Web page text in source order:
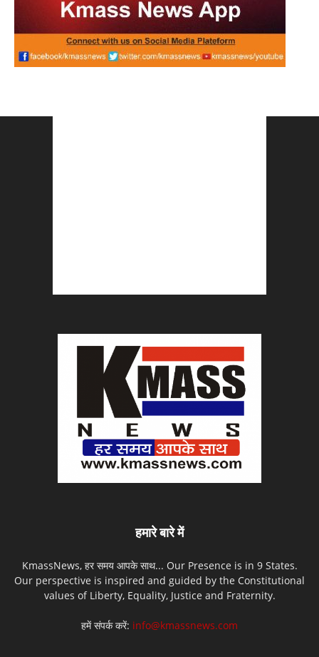
हमारे बारे में
KmassNews, हर समय आपके साथ... Our Presence is in 9 States.
Our perspective is inspired and guided by the Constitutional
values of Liberty, Equality, Justice and Fraternity.
हमें संपर्क करें: info@kmassnews.com